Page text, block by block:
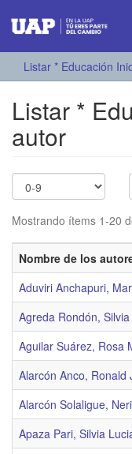
Listar * Educación
Listar *
autor
Mostrando ítems 1-20
Nombre de los
Aduviri Anchapuri,
Agreda Rondón,
Aguilar Suárez, Rosa
Alarcón Anco, Ronald
Alarcón Solaligue,
Apaza Pari, Silvia